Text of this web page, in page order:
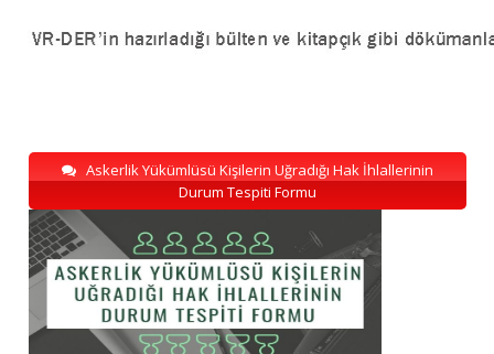
Askerlik Yükümlüsü Kişilerin Uğradığı Hak İhlallerinin
Durum Tespiti Formu